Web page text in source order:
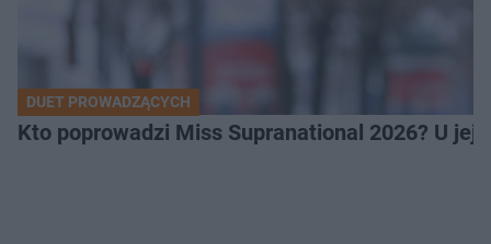
DUET PROWADZĄCYCH
Kto poprowadzi Miss Supranational 2026? U jej